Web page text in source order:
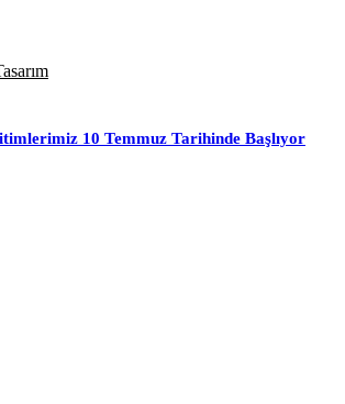
10 Temmuz Tarihinde Başlıyor